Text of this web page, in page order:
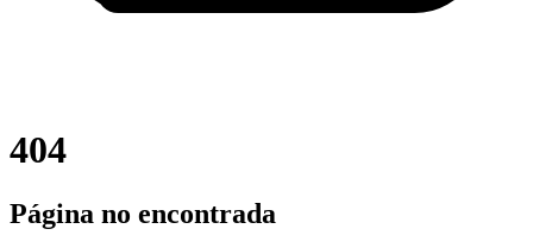
404
Página no encontrada